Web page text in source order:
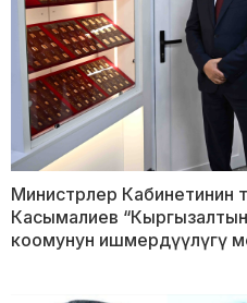
Министрлер Кабинетинин
Касымалиев
коомунун ишмердүүлүгү